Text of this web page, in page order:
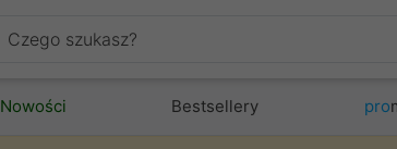
Nowości Bestsellery pro